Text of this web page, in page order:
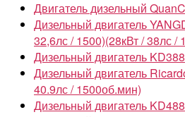
Двигатель дизельный
Дизельный двигатель
32,6лс / 1500)(28кВт / 38лс /
Дизельный двигатель KD388
Дизельный двигатель
40.9лс / 1500об.мин)
Дизельный двигатель KD488